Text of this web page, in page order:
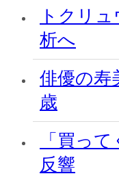
トクリ
析へ
俳優の寿
歳
「買っ
反響